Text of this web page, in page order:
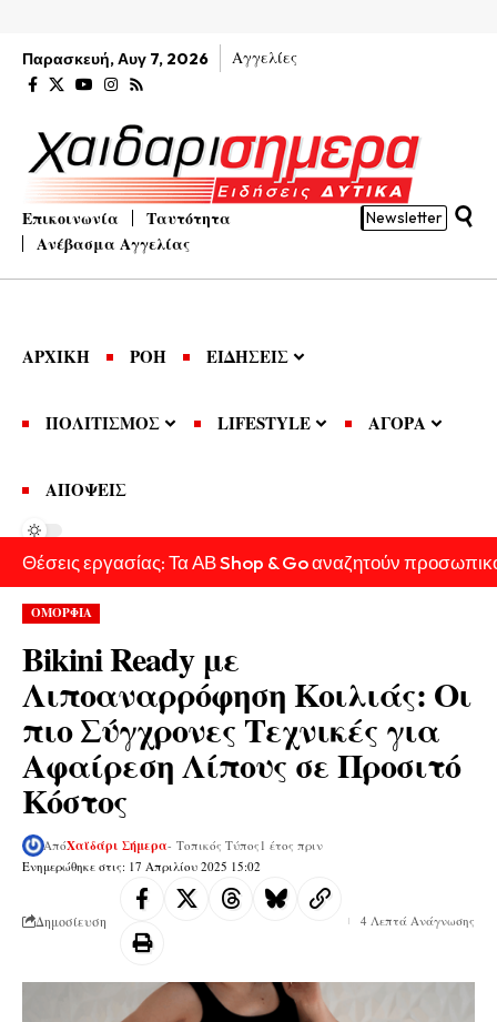
Παρασκευή, Αυγ 7, 2026 Αγγελίες
Επικοινωνία
Ταυτότητα
Ανέβασμα Αγγελίας
Newsletter
ΑΡΧΙΚΗ ΡΟΗ ΕΙΔΗΣΕΙΣ
ΠΟΛΙΤΙΣΜΟΣ LIFESTYLE ΑΓΟΡΑ
ΑΠΟΨΕΙΣ
Θέσεις εργασίας: Τα ΑΒ Shop & Go αναζητούν
ΟΜΟΡΦΙΑ
Bikini Ready με
Λιποαναρρόφηση Κοιλιάς: Οι
πιο Σύγχρονες Τεχνικές για
Αφαίρεση Λίπους σε Προσιτό
Κόστος
Ενημερώθηκε στις: 17 Απριλίου 2025 15:02
ΑπόΧαϊδάρι Σήμερα- Τοπικός Τύπος 1 έτος πριν
Δημοσίευση 4 Λεπτά Ανάγνωσης